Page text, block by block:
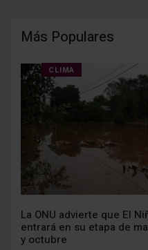
Más Populares
CLIMA
La ONU advierte que El
entrará en su etapa de
y octubre